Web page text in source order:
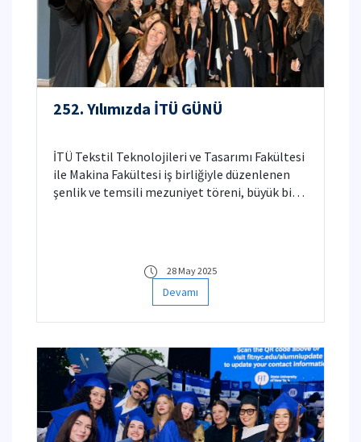
252. Yılımızda İTÜ GÜNÜ
İTÜ Tekstil Teknolojileri ve Tasarımı Fakültesi
ile Makina Fakültesi iş birliğiyle düzenlenen
şenlik ve temsili mezuniyet töreni, büyük bir
28 May 2025
Devamı